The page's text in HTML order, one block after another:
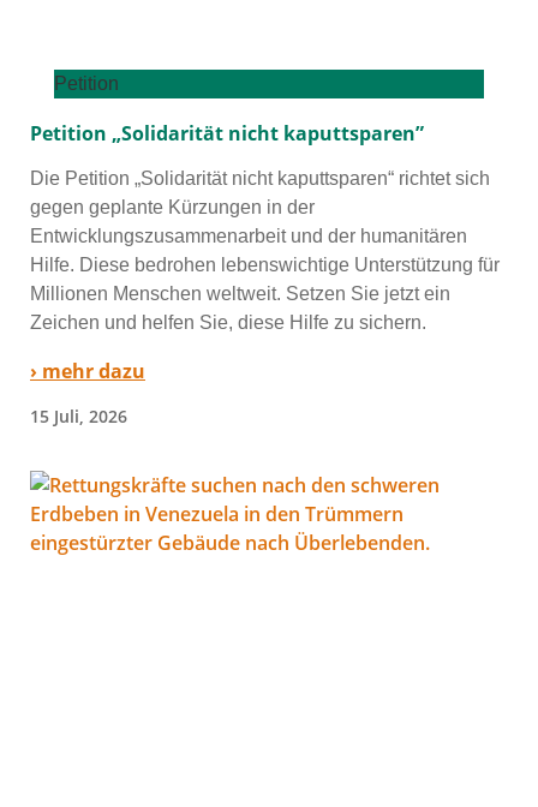
Petition
Petition „Solidarität nicht kaputtsparen”
Die Petition „Solidarität nicht kaputt­spa­ren“ rich­tet sich
gegen geplan­te Kürzungen in der
Entwicklungszusammenarbeit und der huma­ni­tä­ren
Hilfe. Diese bedro­hen lebens­wich­ti­ge Unterstützung für
Millionen Menschen welt­weit. Setzen Sie jetzt ein
Zeichen und hel­fen Sie, die­se Hilfe zu sichern.
› mehr dazu
15 Juli, 2026